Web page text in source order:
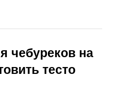
чебуреков на
тесто